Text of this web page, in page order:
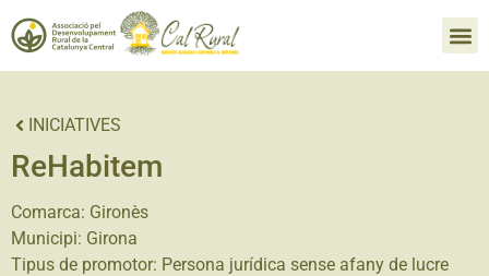
INICIATIVES
ReHabitem
Comarca: Gironès
Municipi: Girona
Tipus de promotor: Persona jurídica sense afany de lucre